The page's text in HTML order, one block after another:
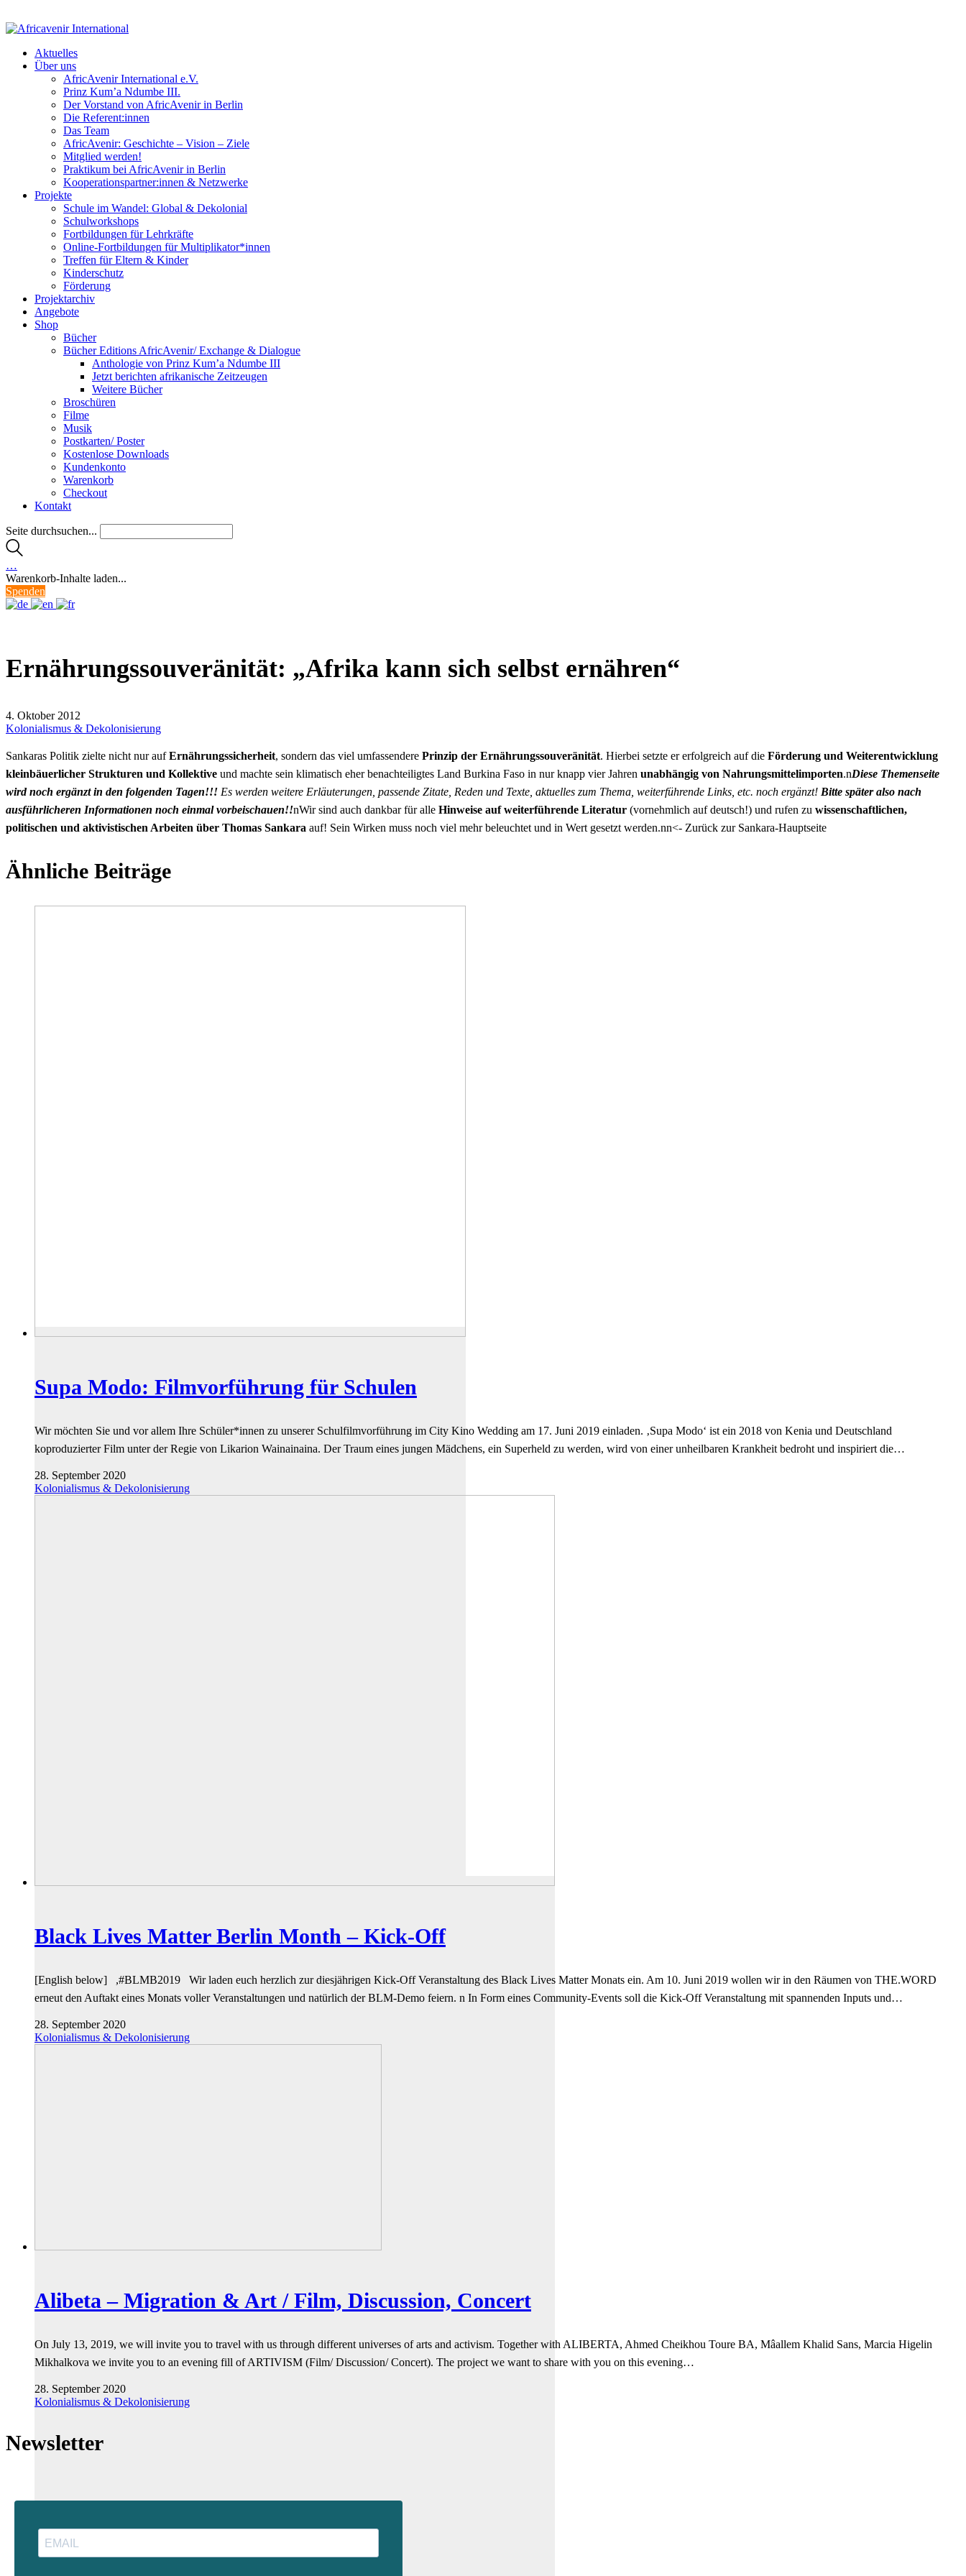
Aktuelles
Über uns
AfricAvenir International e.V.
Prinz Kum’a Ndumbe III.
Der Vorstand von AfricAvenir in Berlin
Die Referent:innen
Das Team
AfricAvenir: Geschichte – Vision – Ziele
Mitglied werden!
Praktikum bei AfricAvenir in Berlin
Kooperationspartner:innen & Netzwerke
Projekte
Schule im Wandel: Global & Dekolonial
Schulworkshops
Fortbildungen für Lehrkräfte
Online-Fortbildungen für Multiplikator*innen
Treffen für Eltern & Kinder
Kinderschutz
Förderung
Projektarchiv
Angebote
Shop
Bücher
Bücher Editions AfricAvenir/ Exchange & Dialogue
Anthologie von Prinz Kum’a Ndumbe III
Jetzt berichten afrikanische Zeitzeugen
Weitere Bücher
Broschüren
Filme
Musik
Postkarten/ Poster
Kostenlose Downloads
Kundenkonto
Warenkorb
Checkout
Kontakt
Seite durchsuchen...
…
Warenkorb-Inhalte laden...
Spenden
Ernährungssouveränität: „Afrika kann sich selbst ernähren“
4. Oktober 2012
Kolonialismus & Dekolonisierung
Sankaras Politik zielte nicht nur aufErnährungssicherheit, sondern das viel umfassendere Prinzip der Ernährungssouveränität. Hierbei setzte er erfolgreich auf die Förderung und Weiterentwicklung
kleinbäuerlicher Strukturen und Kollektive und machte sein klimatisch eher benachteiligtes Land Burkina Faso in nur knapp vier Jahren unabhängig von Nahrungsmittelimporten.nDiese Themenseite
wird noch ergänzt in den folgenden Tagen!!! Es werden weitere Erläuterungen, passende Zitate, Reden und Texte, aktuelles zum Thema, weiterführende Links, etc. noch ergänzt! Bitte später also nach
ausführlicheren Informationen noch einmal vorbeischauen!!nWir sind auch dankbar für alle Hinweise auf weiterführende Literatur (vornehmlich auf deutsch!) und rufen zu wissenschaftlichen,
politischen und aktivistischen Arbeiten über Thomas Sankara auf! Sein Wirken muss noch viel mehr beleuchtet und in Wert gesetzt werden.nn<- Zurück zur Sankara-Hauptseite
Ähnliche Beiträge
Supa Modo: Filmvorführung für Schulen
Wir möchten Sie und vor allem Ihre Schüler*innen zu unserer Schulfilmvorführung im City Kino Wedding am 17. Juni 2019 einladen. ‚Supa Modo‘ ist ein 2018 von Kenia und Deutschland
koproduzierter Film unter der Regie von Likarion Wainainaina. Der Traum eines jungen Mädchens, ein Superheld zu werden, wird von einer unheilbaren Krankheit bedroht und inspiriert die…
28. September 2020
Kolonialismus & Dekolonisierung
Black Lives Matter Berlin Month – Kick-Off
[English below] ,#BLMB2019 Wir laden euch herzlich zur diesjährigen Kick-Off Veranstaltung des Black Lives Matter Monats ein. Am 10. Juni 2019 wollen wir in den Räumen von THE.WORD
erneut den Auftakt eines Monats voller Veranstaltungen und natürlich der BLM-Demo feiern. n In Form eines Community-Events soll die Kick-Off Veranstaltung mit spannenden Inputs und…
28. September 2020
Kolonialismus & Dekolonisierung
Alibeta – Migration & Art / Film, Discussion, Concert
On July 13, 2019, we will invite you to travel with us through different universes of arts and activism. Together with ALIBERTA, Ahmed Cheikhou Toure BA, Mâallem Khalid Sans, Marcia Higelin
Mikhalkova we invite you to an evening fill of ARTIVISM (Film/ Discussion/ Concert). The project we want to share with you on this evening…
28. September 2020
Kolonialismus & Dekolonisierung
Newsletter